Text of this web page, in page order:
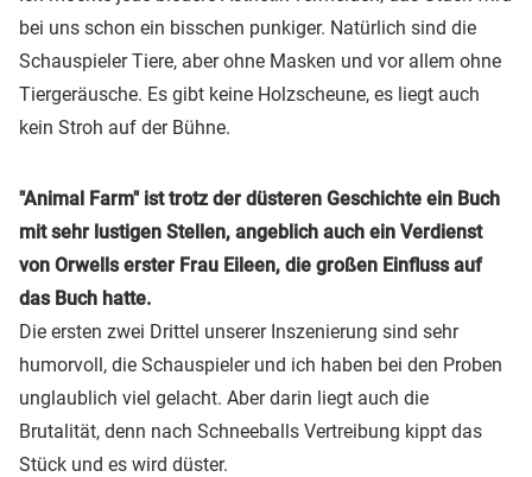
bei uns schon ein bisschen punkiger. Natürlich sind die
Schauspieler Tiere, aber ohne Masken und vor allem ohne
Tiergeräusche. Es gibt keine Holzscheune, es liegt auch
kein Stroh auf der Bühne.
"Animal Farm" ist trotz der düsteren Geschichte ein Buch
mit sehr lustigen Stellen, angeblich auch ein Verdienst
von Orwells erster Frau Eileen, die großen Einfluss auf
das Buch hatte.
Die ersten zwei Drittel unserer Inszenierung sind sehr
humorvoll, die Schauspieler und ich haben bei den Proben
unglaublich viel gelacht. Aber darin liegt auch die
Brutalität, denn nach Schneeballs Vertreibung kippt das
Stück und es wird düster.